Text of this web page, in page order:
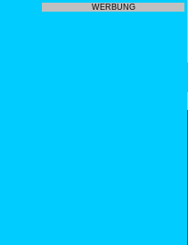
WERBUNG